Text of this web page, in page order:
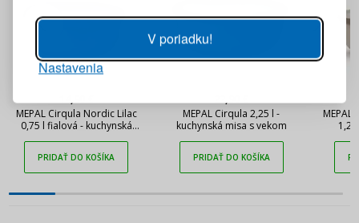
V poriadku!
Nastavenia
MEPAL Cirqula Nordic Lilac
0,75 l fialová - kuchynská
PRIDAŤ DO KOŠÍKA
MEPAL Cirqula 2,25 l -
kuchynská misa s vekom
PRIDAŤ DO KOŠÍKA
PRIHLÁSIŤ SA
Pripomenutie hesla